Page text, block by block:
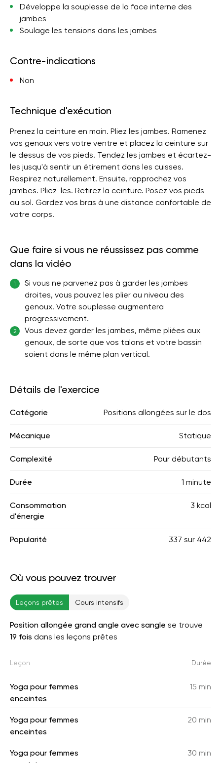
Développe la souplesse de la face interne des
jambes
Soulage les tensions dans les jambes
Contre-indications
Non
Technique d'exécution
Prenez la ceinture en main. Pliez les jambes. Ramenez
vos genoux vers votre ventre et placez la ceinture sur
le dessus de vos pieds. Tendez les jambes et écartez-
les jusqu'à sentir un étirement dans les cuisses.
Respirez naturellement. Ensuite, rapprochez vos
jambes. Pliez-les. Retirez la ceinture. Posez vos pieds
au sol. Gardez vos bras à une distance confortable de
votre corps.
Que faire si vous ne réussissez pas comme
dans la vidéo
1
Si vous ne parvenez pas à garder les jambes
droites, vous pouvez les plier au niveau des
genoux. Votre souplesse augmentera
progressivement.
2
Vous devez garder les jambes, même pliées aux
genoux, de sorte que vos talons et votre bassin
soient dans le même plan vertical.
Détails de l'exercice
Catégorie Positions allongées sur le dos
Mécanique Statique
Complexité Pour débutants
Durée 1 minute
Consommation
d'énergie
3 kcal
Popularité 337 sur 442
Où vous pouvez trouver
Leçons prêtes Cours intensifs
Position allongée grand angle avec sangle se trouve
19 fois dans les leçons prêtes
Leçon Durée
Yoga pour femmes
enceintes
15 min
Yoga pour femmes
enceintes
20 min
Yoga pour femmes
30 min